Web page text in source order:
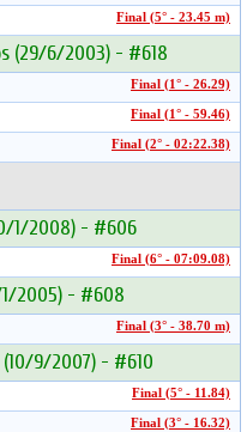
Final (5° - 23.45 m)
(29/6/2003) - #618
Final (1° - 26.29)
Final (1° - 59.46)
Final (2° - 02:22.38)
1/2008) - #606
Final (6° - 07:09.08)
1/2005) - #608
Final (3° - 38.70 m)
(10/9/2007) - #610
Final (5° - 11.84)
Final (3° - 16.32)